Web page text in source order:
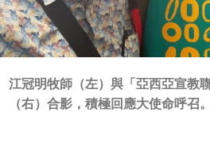
江冠明牧師（左）與「亞西亞宣教
（右）合影，積極回應大使命呼召